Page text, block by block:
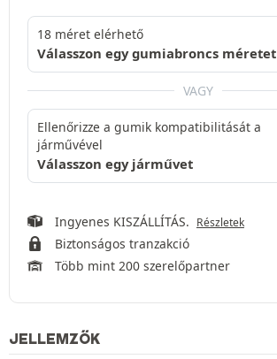
18 méret elérhető
Válasszon egy gumiabroncs méretet
VAGY
Ellenőrizze a gumik kompatibilitását a
járművével
Válasszon egy járművet
Ingyenes KISZÁLLÍTÁS. Részletek
Biztonságos tranzakció
Több mint 200 szerelőpartner
JELLEMZŐK